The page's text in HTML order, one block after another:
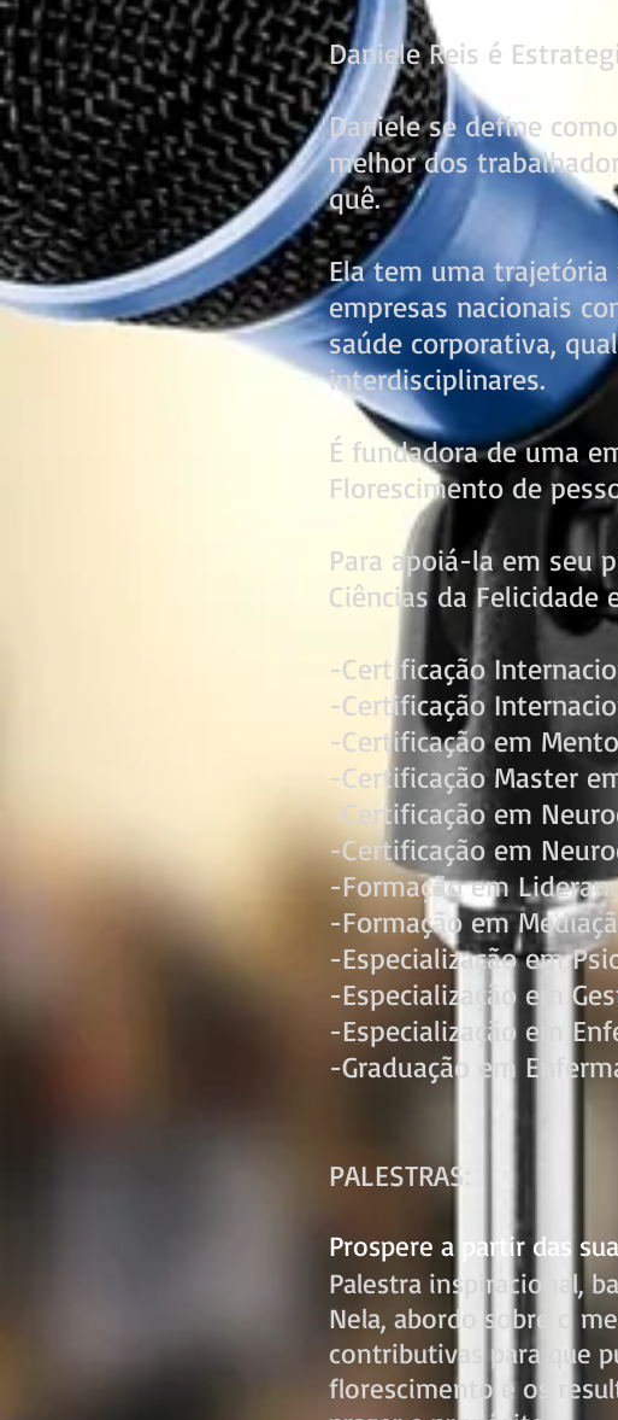
Daniele Reis é
Daniele se define
melhor dos
quê.
Ela tem uma trajetória
empresas nacionais
saúde corporativa,
interdisciplinares.
É fundadora de uma
Florescimento de
Para apoiá-la em seu
Ciências da Felicidade
-Certificação
-Certificação
-Certificação em
-Certificação Master
-Certificação em
-Certificação em
-Formação em
-Formação em
-Especialização em
-Especialização em
-Especialização em
-Graduação em
PALESTRAS:
Prospere a partir das
Palestra inspiracional,
Nela, abordo sobre o
contributivas para que
florescimento e os